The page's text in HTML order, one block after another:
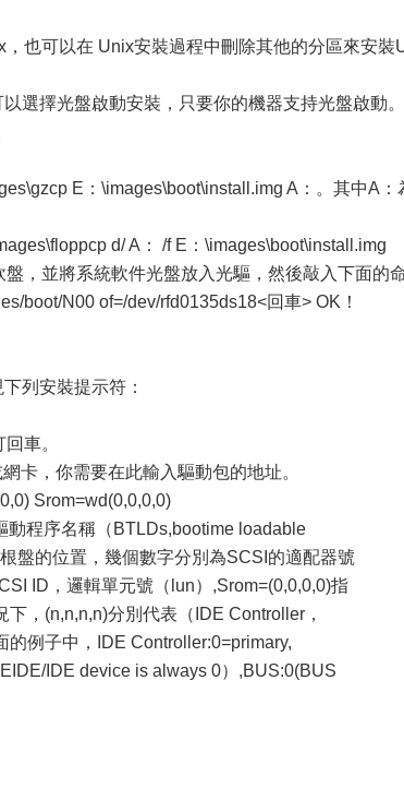
也可以在 Unix安裝過程中刪除其他的分區來安裝
選擇光盤啟動安裝，只要你的機器支持光盤啟動。
E：\images\boot\install.img A：。其中A：
d/ A： /f E：\images\boot\install.img
，並將系統軟件光盤放入光驅，然後敲入下面的
boot/N00 of=/dev/rfd0135ds18<回車> OK！
列安裝提示符：
車。
卡，你需要在此輸入驅動包的地址。
Srom=wd(0,0,0,0)
動程序名稱（BTLDs,bootime loadable
盤的位置，幾個數字分別為SCSI的適配器號
ID，邏輯單元號（lun）,Srom=(0,0,0,0)指
，(n,n,n,n)分別代表（IDE Controller，
例子中，IDE Controller:0=primary,
IDE device is always 0）,BUS:0(BUS